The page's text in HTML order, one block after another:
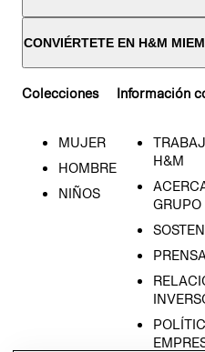
CONVIÉRTETE EN H&M
Colecciones
MUJER
HOMBRE
NIÑOS
Información
H&M
GRUPO
PRENSA